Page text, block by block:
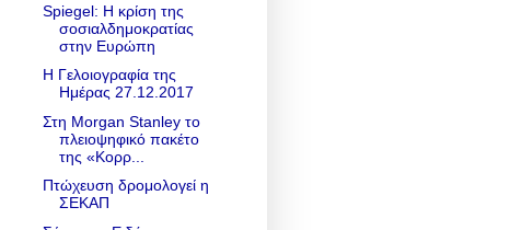
Spiegel: Η κρίση της
σοσιαλδημοκρατίας
στην Ευρώπη
Η Γελοιογραφία της
Ημέρας 27.12.2017
Στη Morgan Stanley το
πλειοψηφικό πακέτο
της «Κορρ...
Πτώχευση δρομολογεί η
ΣΕΚΑΠ